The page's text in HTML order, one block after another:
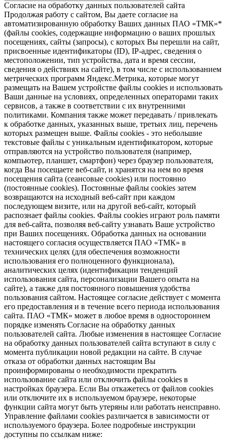
Согласие на обработку данных пользователей сайта
Продолжая работу с сайтом, Вы даете согласие на
автоматизированную обработку Ваших данных ПАО «ТМК»*
(файлы cookies, содержащие информацию о ваших прошлых
посещениях, сайты (запросы), с которых Вы перешли на сайт,
присвоенные идентификаторы (ID), IP-адрес, сведения о
местоположении, тип устройства, дата и время сессии,
сведения о действиях на сайте), в том числе с использованием
метрических программ Яндекс.Метрика, которые могут
размещать на Вашем устройстве файлы cookies и использовать
Ваши данные на условиях, определенных операторами таких
сервисов, а также в соответствии с их внутренними
политиками. Компания также может передавать / привлекать
к обработке данных, указанных выше, третьих лиц, перечень
которых размещен выше. Файлы cookies - это небольшие
текстовые файлы с уникальным идентификатором, которые
отправляются на устройство пользователя (например,
компьютер, планшет, смартфон) через браузер пользователя,
когда Вы посещаете веб-сайт, и хранятся на нем во время
посещения сайта (сеансовые cookies) или постоянно
(постоянные cookies). Постоянные файлы cookies затем
возвращаются на исходный веб-сайт при каждом
последующем визите, или на другой веб-сайт, который
распознает файлы cookies. Файлы cookies играют роль памяти
для веб-сайта, позволяя веб-сайту узнавать Ваше устройство
при Ваших посещениях. Обработка данных на основании
настоящего согласия осуществляется ПАО «ТМК» в
технических целях (для обеспечения возможности
использования его полноценного функционала),
аналитических целях (идентификации тенденций
использования сайта, персонализации Вашего опыта на
сайте), а также для постоянного повышения удобства
пользования сайтом. Настоящее согласие действует с момента
его предоставления и в течение всего периода использования
сайта. ПАО «ТМК» может в любое время в одностороннем
порядке изменять Согласие на обработку данных
пользователей сайта. Любые изменения в настоящее Согласие
на обработку данных пользователей сайта вступают в силу с
момента публикации новой редакции на сайте. В случае
отказа от обработки данных настоящим Вы
проинформированы о необходимости прекратить
использование сайта или отключить файлы cookies в
настройках браузера. Если Вы откажетесь от файлов cookies
или отключите их в используемом браузере, некоторые
функции сайта могут быть утеряны или работать неисправно.
Управление файлами cookies различается в зависимости от
используемого браузера. Более подробные инструкции
доступны по ссылкам ниже: